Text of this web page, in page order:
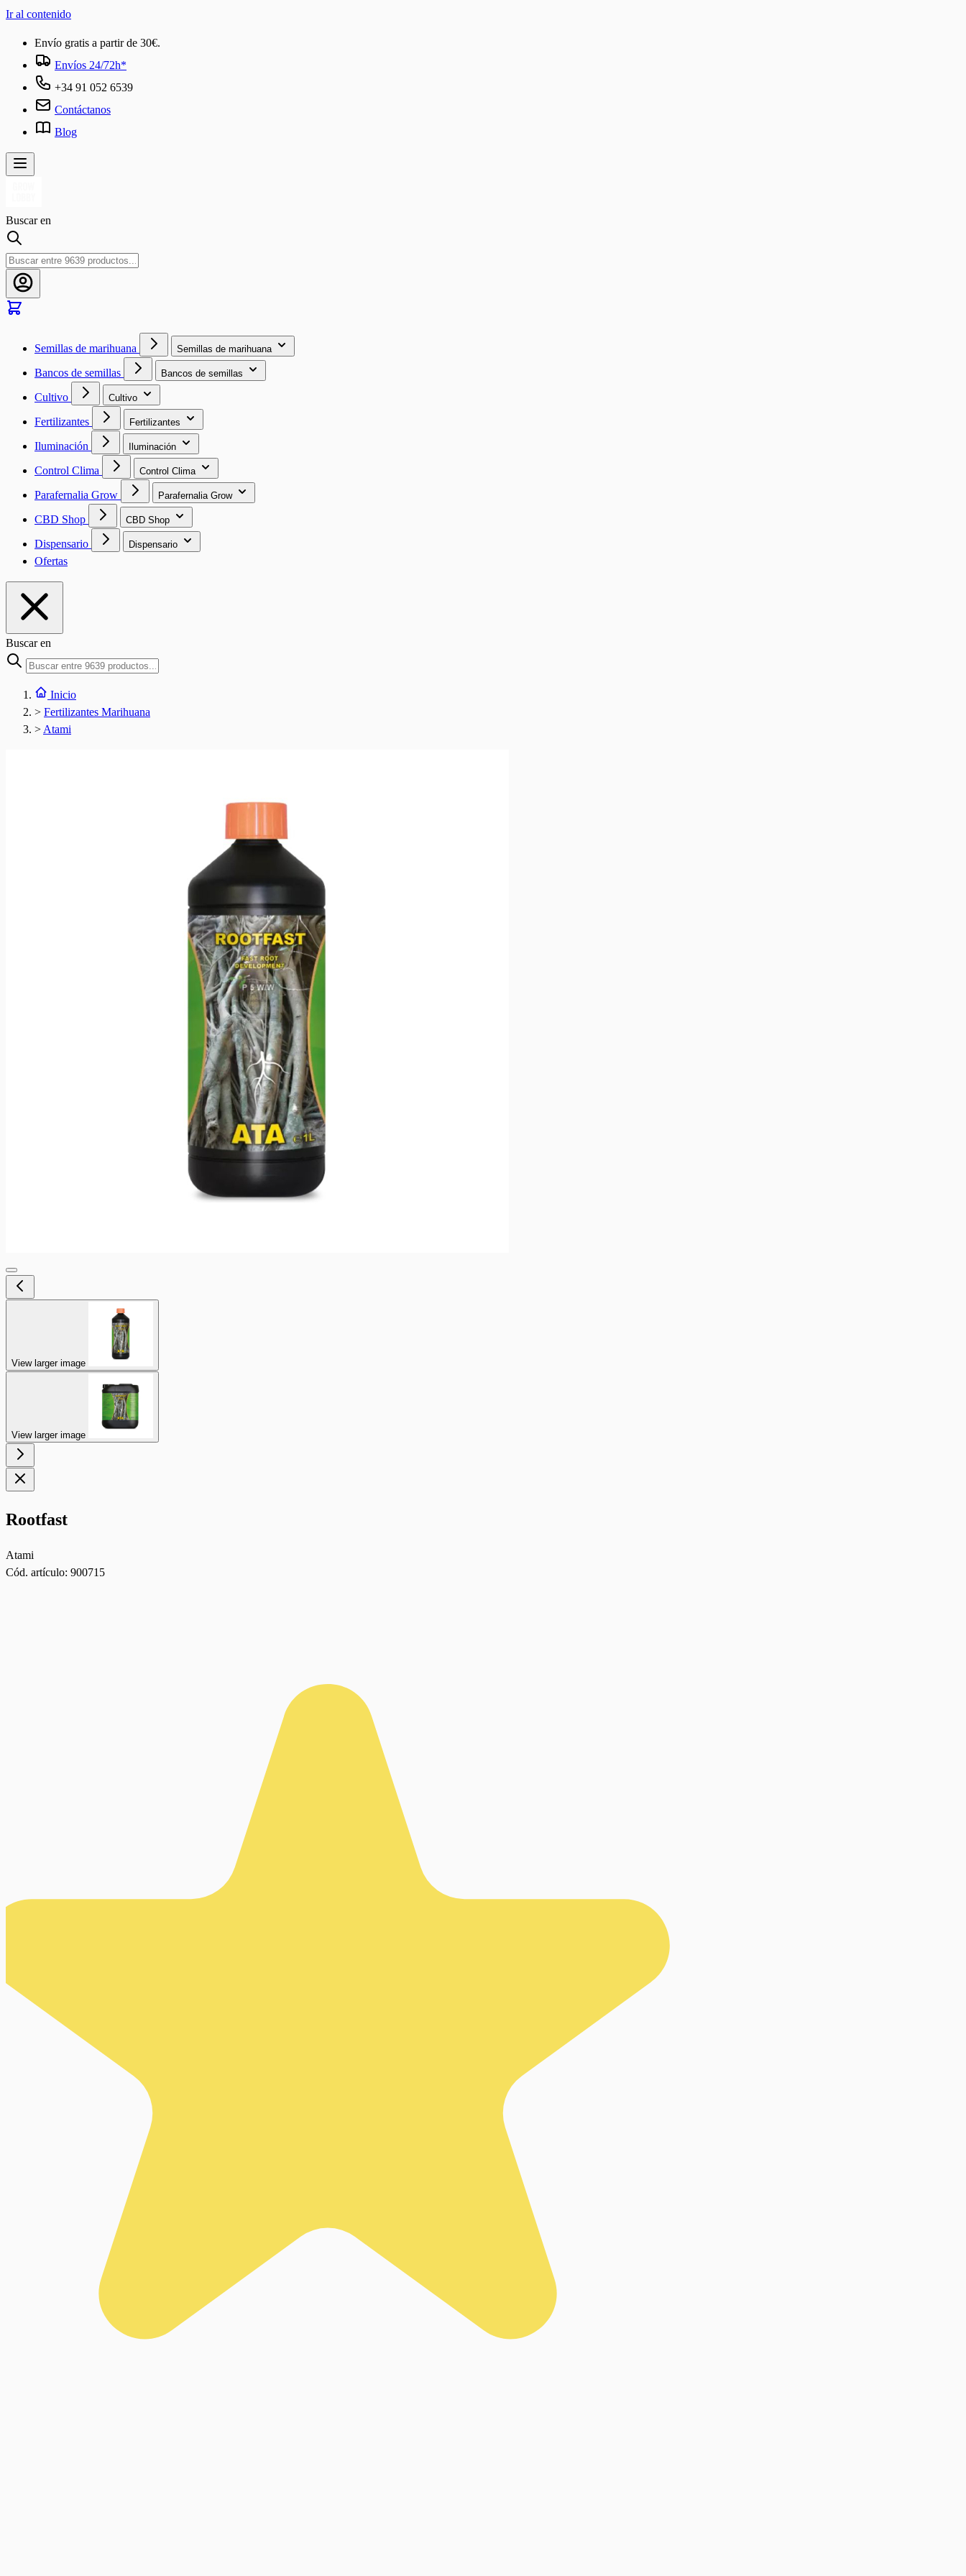
Ir al contenido
Envío gratis a partir de 30€.
Envíos 24/72h*
+34 91 052 6539
Contáctanos
Blog
Buscar en
Semillas de marihuana Semillas de marihuana
Bancos de semillas Bancos de semillas
Cultivo Cultivo
Fertilizantes Fertilizantes
Iluminación Iluminación
Control Clima Control Clima
Parafernalia Grow Parafernalia Grow
CBD Shop CBD Shop
Dispensario Dispensario
Ofertas
Buscar en
Inicio
> Fertilizantes Marihuana
> Atami
View larger image
View larger image
Rootfast
Atami
Cód. artículo: 900715